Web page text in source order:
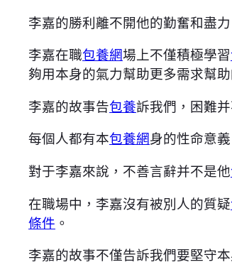
李嘉的勝利離不開他的勤奮和盡
李嘉在職包養網場上不僅積極學習
夠用本身的氣力幫助更多需求幫助
李嘉的故事告包養訴我們，困難
每個人都有本包養網身的性命意
對于李嘉來說，不善言辭并不是他
在職場中，李嘉沒有被別人的質疑
條件 。
李嘉的故事不僅告訴我們要堅守